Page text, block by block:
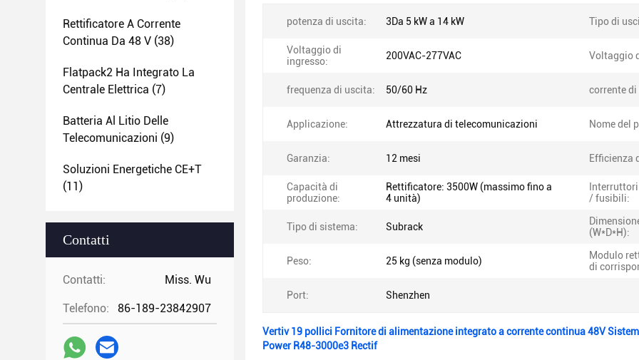
Rettificatore A Corrente
Continua Da 48 V (38)
Flatpack2 Ha Integrato La
Centrale Elettrica (7)
Batteria Al Litio Delle
Telecomunicazioni (9)
Soluzioni Energetiche CE+T
(11)
Contatti
Contatti: Miss. Wu
Telefono: 86-189-23842907
potenza di uscita: 3Da 5 kW a 14 kW Tipo di
Voltaggio di
ingresso:
200VAC-277VAC Voltaggio
frequenza di uscita: 50/60 Hz corrente
Applicazione: Attrezzatura di telecomunicazioni Nome del
Garanzia: 12 mesi Efficienza
Capacità di
produzione:
Rettificatore: 3500W (massimo fino a
4 unità)
/ fusibili:
Tipo di sistema: Subrack
(W*D*H):
Peso: 25 kg (senza modulo)
Modulo
di
Port: Shenzhen
Vertiv 19 pollici Fornitore di alimentazione integrato a corrente continua 48V
Power R48-3000e3 Rectif